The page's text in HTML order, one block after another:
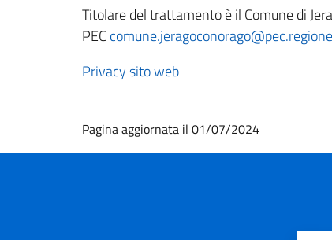
Titolare del trattamento è il Comune di
PEC
Privacy sito web
Pagina aggiornata il 01/07/2024